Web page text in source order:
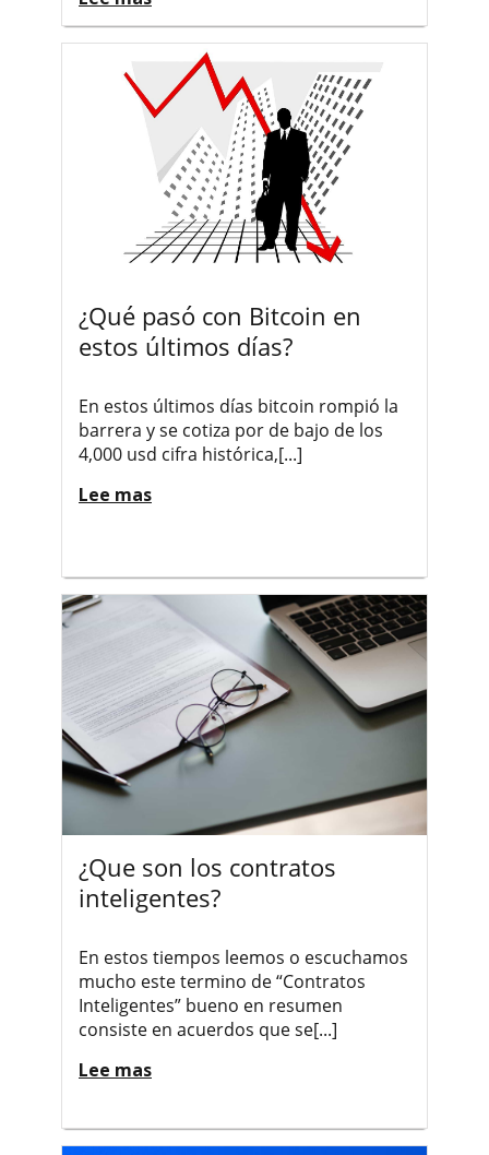
¿Qué pasó con Bitcoin en
estos últimos días?
En estos últimos días bitcoin rompió la
barrera y se cotiza por de bajo de los
4,000 usd cifra histórica,[...]
Lee mas
¿Que son los contratos
inteligentes?
En estos tiempos leemos o escuchamos
mucho este termino de “Contratos
Inteligentes” bueno en resumen
consiste en acuerdos que se[...]
Lee mas